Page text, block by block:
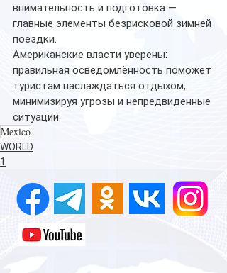
внимательность и подготовка —
главные элементы безрисковой зимней
поездки.
Американские власти уверены:
правильная осведомлённость поможет
туристам наслаждаться отдыхом,
минимизируя угрозы и непредвиденные
ситуации.
Mexico
WORLD
1